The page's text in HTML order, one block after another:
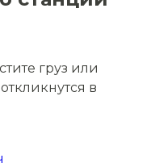
груз или
в